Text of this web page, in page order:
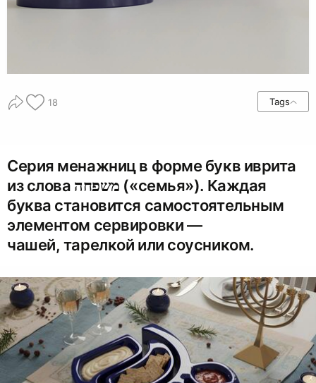
18 Tags
Серия менажниц в форме букв иврита
из слова משפחה («семья»). Каждая
буква становится самостоятельным
элементом сервировки —
чашей, тарелкой или соусником.